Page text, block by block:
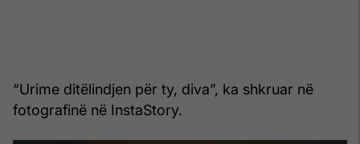
“Urime ditëlindjen për ty, diva”, ka shkruar në
fotografinë në InstaStory.